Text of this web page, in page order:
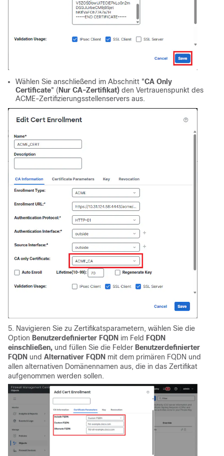
Wählen Sie anschließend im Abschnitt "CA Only
Certificate" ( Nur CA-Zertifikat) den Vertrauenspunkt des
ACME-Zertifizierungsstellenservers aus.
5. Navigieren Sie zu Zertifikatsparametern, wählen Sie die
Option Benutzerdefinierter FQDN im Feld FQDN
einschließen, und füllen Sie die Felder Benutzerdefinierter
FQDN und Alternativer FQDN mit dem primären FQDN und
allen alternativen Domänennamen aus, die in das Zertifikat
aufgenommen werden sollen.